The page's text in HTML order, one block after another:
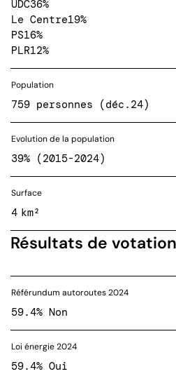
UDC36%
Le Centre19%
PS16%
PLR12%
Population
759 personnes (déc.24)
Evolution de la population
39% (2015-2024)
Surface
4 km²
Résultats de
Référundum autoroutes 2024
59.4% Non
Loi énergie 2024
59.4% Oui